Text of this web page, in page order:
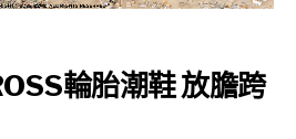
輪胎潮鞋 放膽跨